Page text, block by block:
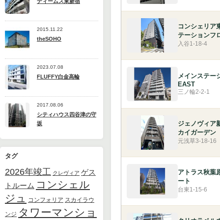
2015.11.22
theSOHO
2023.07.08
FLUFFY白金高輪
2017.08.06
シティハウス四谷津の守
坂
タグ
2026年竣工 クレヴィア ゲス
トルーム コンシェル
ジュ
コンフォリア スカイラウ
ンジ タワーマンショ
コンシェリア
テーションフ
入谷1-18-4
メインステー
EAST
三ノ輪2-2-1
ジェノヴィア
カイガーデン
元浅草3-18-16
アトラス秋葉
ート
台東1-15-6